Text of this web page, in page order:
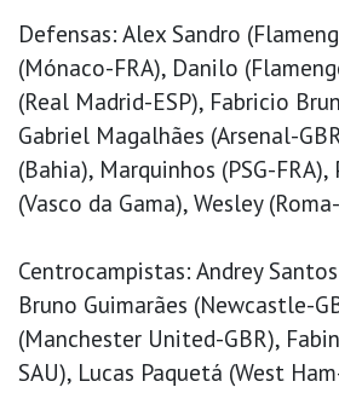
Defensas: Alex Sandro
(Mónaco-FRA), Danilo
(Real Madrid-ESP), Fabricio
Gabriel Magalhães (Arsenal-
(Bahia), Marquinhos (PSG-
(Vasco da Gama), Wesley
Centrocampistas: Andrey
Bruno Guimarães (Newcastle-
(Manchester United-GBR),
SAU), Lucas Paquetá (West